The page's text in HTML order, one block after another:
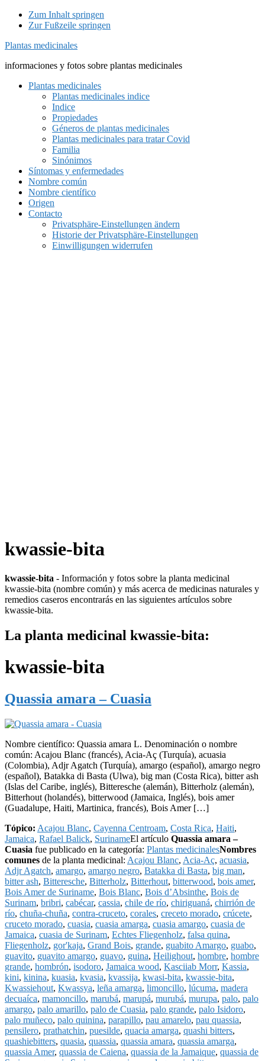
Zum Inhalt springen
Zur Fußzeile springen
Plantas medicinales
informaciones y fotos sobre plantas medicinales
Plantas medicinales
Plantas medicinales indice
Indice
Propiedades
Géneros de plantas medicinales
Plantas medicinales para tratar Covid
Familia
Sinónimos
Síntomas y enfermedades
Nombre común
Nombre científico
Origen
Contacto
Privatsphäre-Einstellungen ändern
Historie der Privatsphäre-Einstellungen
Einwilligungen widerrufen
kwassie-bita
kwassie-bita - Información y fotos sobre la planta medicinal
kwassie-bita (nombre común) y más acerca de medicinas naturales y
remedios caseros encontrarás en las siguientes artículos sobre
kwassie-bita.
La planta medicinal kwassie-bita:
kwassie-bita
Quassia amara – Cuasia
Nombre científico: Quassia amara L. Denominación o nombre
común: Acajou Blanc (francés), Acia-Aç (Turquía), acuasia
(Colombia), Adjr Agatch (Turquía), amargo (español), amargo negro
(español), Batakka di Basta (Ulwa), big man (Costa Rica), bitter ash
(Islas del Caribe, inglés), Bitteresche (alemán), Bitterholz (alemán),
Bitterhout (holandés), bitterwood (Jamaica, Inglés), bois amer
(Guadalupe, Haiti, Martinica, francés), Bois Amer […]
Tópico: Acajou Blanc, Cayenna Centroam, Costa Rica, Haiti,
Jamaica, Rafael Balick, SurinameEl artículo Quassia amara –
Cuasia fue publicado en la categoría: Plantas medicinalesNombres
comunes de la planta medicinal: Acajou Blanc, Acia-Aç, acuasia,
Adjr Agatch, amargo, amargo negro, Batakka di Basta, big man,
bitter ash, Bitteresche, Bitterholz, Bitterhout, bitterwood, bois amer,
Bois Amer de Suriname, Bois Blanc, Bois d’Absinthe, Bois de
Surinam, bribri, cabécar, cassia, chile de río, chiriguaná, chirrión de
río, chuña-chuña, contra-cruceto, corales, creceto morado, crúcete,
cruceto morado, cuasia, cuasia amarga, cuasia amargo, cuasia de
Jamaica, cuasia de Surinam, Echtes Fliegenholz, falsa quina,
Fliegenholz, gor'kaja, Grand Bois, grande, guabito Amargo, guabo,
guavito, guavito amargo, guavo, guina, Heilighout, hombre, hombre
grande, hombrón, isodoro, Jamaica wood, Kasciiab Morr, Kassia,
kini, kinina, kuasia, kvasia, kvassija, kwasi-bita, kwassie-bita,
Kwassiehout, Kwassya, leña amarga, limoncillo, lúcuma, madera
decuaíca, mamoncillo, marubá, marupá, murubá, murupa, palo, palo
amargo, palo amarillo, palo de Cuasia, palo grande, palo Isidoro,
palo muñeco, palo quinina, parapillo, pau amarelo, pau quassia,
pensilero, prathatchin, puesilde, quacia amarga, quashi bitters,
quashiebitters, quasia, quassia, quassia amara, quassia amarga,
quassia Amer, quassia de Caiena, quassia de la Jamaique, quassia de